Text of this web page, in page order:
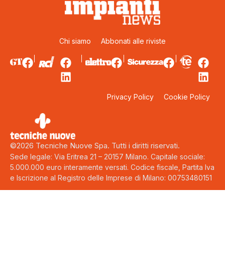
Chi siamo Abbonati alle riviste
Privacy Policy Cookie Policy
©2026 Tecniche Nuove Spa. Tutti i diritti riservati.
Sede legale: Via Eritrea 21 – 20157 Milano. Capitale sociale:
5.000.000 euro interamente versati. Codice fiscale, Partita Iva
e Iscrizione al Registro delle Imprese di Milano: 00753480151